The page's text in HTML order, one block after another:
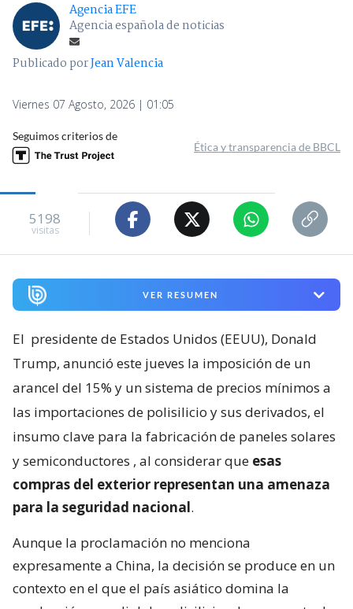
Agencia EFE
Agencia española de noticias
Publicado porJean Valencia
Viernes 07 Agosto, 2026 | 01:05
Seguimos criterios de
Ética y transparencia de BBCL
5198
visitas
VER RESUMEN
El presidente de Estados Unidos (EEUU), Donald
Trump, anunció este jueves la imposición de un
arancel del 15% y un sistema de precios mínimos a
las importaciones de polisilicio y sus derivados, el
insumo clave para la fabricación de paneles solares
y semiconductores , al considerar que esas
compras del exterior representan una amenaza
para la seguridad nacional.
Aunque la proclamación no menciona
expresamente a China, la decisión se produce en un
contexto en el que el país asiático domina la